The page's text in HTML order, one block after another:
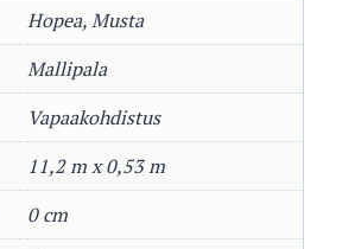
Hopea, Musta
Mallipala
Vapaakohdistus
11,2 m x 0,53 m
0 cm